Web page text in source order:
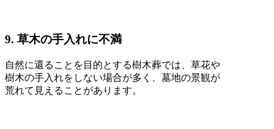
9. 草木の手入れに不満
自然に還ることを目的とする樹木葬では、草花や
樹木の手入れをしない場合が多く、墓地の景観が
荒れて見えることがあります。